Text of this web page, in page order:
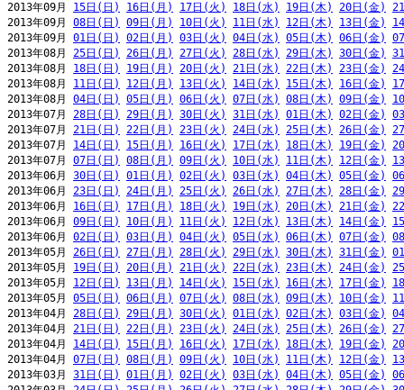
2013年09月 15日(日) 16日(月) 17日(火) 18日(水) 19日(木) 20日(金)
2013年09月 08日(日) 09日(月) 10日(火) 11日(水) 12日(木) 13日(金)
2013年09月 01日(日) 02日(月) 03日(火) 04日(水) 05日(木) 06日(金)
2013年08月 25日(日) 26日(月) 27日(火) 28日(水) 29日(木) 30日(金)
2013年08月 18日(日) 19日(月) 20日(火) 21日(水) 22日(木) 23日(金)
2013年08月 11日(日) 12日(月) 13日(火) 14日(水) 15日(木) 16日(金)
2013年08月 04日(日) 05日(月) 06日(火) 07日(水) 08日(木) 09日(金)
2013年07月 28日(日) 29日(月) 30日(火) 31日(水) 01日(木) 02日(金)
2013年07月 21日(日) 22日(月) 23日(火) 24日(水) 25日(木) 26日(金)
2013年07月 14日(日) 15日(月) 16日(火) 17日(水) 18日(木) 19日(金)
2013年07月 07日(日) 08日(月) 09日(火) 10日(水) 11日(木) 12日(金)
2013年06月 30日(日) 01日(月) 02日(火) 03日(水) 04日(木) 05日(金)
2013年06月 23日(日) 24日(月) 25日(火) 26日(水) 27日(木) 28日(金)
2013年06月 16日(日) 17日(月) 18日(火) 19日(水) 20日(木) 21日(金)
2013年06月 09日(日) 10日(月) 11日(火) 12日(水) 13日(木) 14日(金)
2013年06月 02日(日) 03日(月) 04日(火) 05日(水) 06日(木) 07日(金)
2013年05月 26日(日) 27日(月) 28日(火) 29日(水) 30日(木) 31日(金)
2013年05月 19日(日) 20日(月) 21日(火) 22日(水) 23日(木) 24日(金)
2013年05月 12日(日) 13日(月) 14日(火) 15日(水) 16日(木) 17日(金)
2013年05月 05日(日) 06日(月) 07日(火) 08日(水) 09日(木) 10日(金)
2013年04月 28日(日) 29日(月) 30日(火) 01日(水) 02日(木) 03日(金)
2013年04月 21日(日) 22日(月) 23日(火) 24日(水) 25日(木) 26日(金)
2013年04月 14日(日) 15日(月) 16日(火) 17日(水) 18日(木) 19日(金)
2013年04月 07日(日) 08日(月) 09日(火) 10日(水) 11日(木) 12日(金)
2013年03月 31日(日) 01日(月) 02日(火) 03日(水) 04日(木) 05日(金)